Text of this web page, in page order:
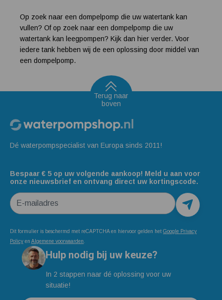
Op zoek naar een dompelpomp die uw watertank kan
vullen? Of op zoek naar een dompelpomp die uw
watertank kan leegpompen? Kijk dan hier verder. Voor
iedere tank hebben wij de een oplossing door middel van
een dompelpomp.
Terug naar
boven
Dé waterpompspecialist van Europa sinds 2011!
Bespaar € 5 op uw volgende aankoop! Meld u aan voor
onze nieuwsbrief en ontvang direct uw kortingscode.
E-mailadres
Dit formulier is beschermd met reCAPTCHA en hiervoor gelden het Google Privacy
Policy en Algemene voorwaarden
Hulp nodig bij uw keuze?
In 2 stappen naar dé oplossing voor uw
situatie!